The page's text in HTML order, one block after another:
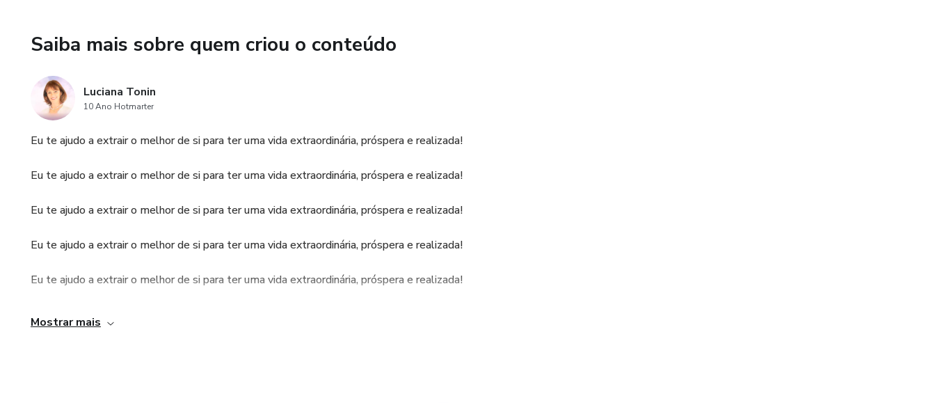
Saiba mais sobre quem criou o conteúdo
Luciana Tonin
10 Ano Hotmarter
Eu te ajudo a extrair o melhor de si para ter uma vida extraordinária, próspera e realizada!
Eu te ajudo a extrair o melhor de si para ter uma vida extraordinária, próspera e realizada!
Eu te ajudo a extrair o melhor de si para ter uma vida extraordinária, próspera e realizada!
Eu te ajudo a extrair o melhor de si para ter uma vida extraordinária, próspera e realizada!
Eu te ajudo a extrair o melhor de si para ter uma vida extraordinária, próspera e realizada!
Eu te ajudo a extrair o melhor de si para ter uma vida extraordinária, próspera e realizada!
Mostrar mais